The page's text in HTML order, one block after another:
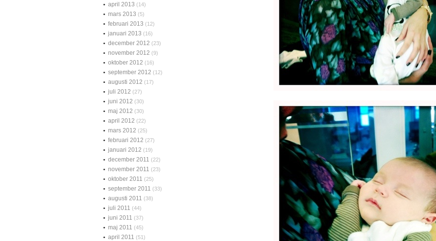
april 2013 (14)
mars 2013 (5)
februari 2013 (12)
januari 2013 (16)
december 2012 (23)
november 2012 (9)
oktober 2012 (16)
september 2012 (12)
augusti 2012 (17)
juli 2012 (27)
juni 2012 (30)
maj 2012 (30)
april 2012 (22)
mars 2012 (25)
februari 2012 (27)
januari 2012 (19)
december 2011 (22)
november 2011 (23)
oktober 2011 (25)
september 2011 (33)
augusti 2011 (38)
juli 2011 (44)
juni 2011 (37)
maj 2011 (45)
april 2011 (51)